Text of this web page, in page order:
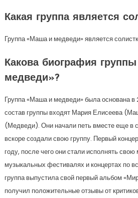
Какая группа является
Группа «Маша и медведи» является
Какова биография
медведи»?
Группа «Маша и медведи» была основана в
состав группы входят Мария Елисеева
(Медведи). Они начали петь вместе еще в
вскоре создали свою группу. Первый
году, после чего они стали исполнять
музыкальных фестивалях и концертах по
группа выпустила свой первый альбом
получил положительные отзывы от